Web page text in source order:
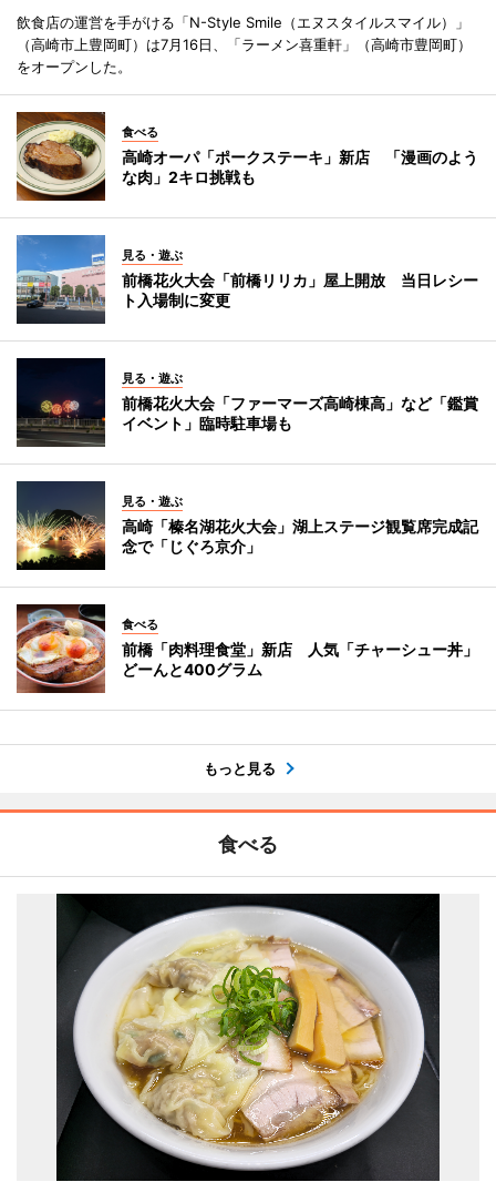
飲食店の運営を手がける「N-Style Smile（エヌスタイルスマイル）」
（高崎市上豊岡町）は7月16日、「ラーメン喜重軒」（高崎市豊岡町）
をオープンした。
食べる
高崎オーパ「ポークステーキ」新店 「漫画のよう
な肉」2キロ挑戦も
見る・遊ぶ
前橋花火大会「前橋リリカ」屋上開放 当日レシー
ト入場制に変更
見る・遊ぶ
前橋花火大会「ファーマーズ高崎棟高」など「鑑賞
イベント」臨時駐車場も
見る・遊ぶ
高崎「榛名湖花火大会」湖上ステージ観覧席完成記
念で「じぐろ京介」
食べる
前橋「肉料理食堂」新店 人気「チャーシュー丼」
どーんと400グラム
もっと見る
食べる